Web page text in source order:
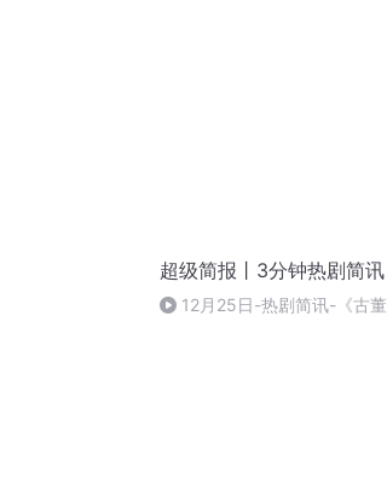
超级简报丨3分钟热剧简讯
12月25日-热剧简讯-《古董